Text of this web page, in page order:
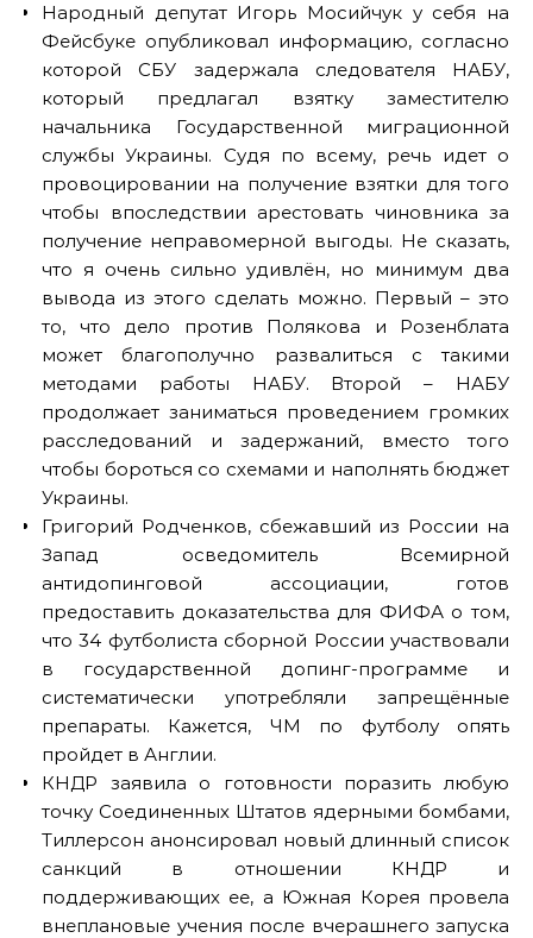
Народный депутат Игорь Мосийчук у себя на
Фейсбуке опубликовал информацию, согласно
которой СБУ задержала следователя НАБУ,
который предлагал взятку заместителю
начальника Государственной миграционной
службы Украины. Судя по всему, речь идет о
провоцировании на получение взятки для того
чтобы впоследствии арестовать чиновника за
получение неправомерной выгоды. Не сказать,
что я очень сильно удивлён, но минимум два
вывода из этого сделать можно. Первый – это
то, что дело против Полякова и Розенблата
может благополучно развалиться с такими
методами работы НАБУ. Второй – НАБУ
продолжает заниматься проведением громких
расследований и задержаний, вместо того
чтобы бороться со схемами и наполнять бюджет
Украины.
Григорий Родченков, сбежавший из России на
Запад осведомитель Всемирной
антидопинговой ассоциации, готов
предоставить доказательства для ФИФА о том,
что 34 футболиста сборной России участвовали
в государственной допинг-программе и
систематически употребляли запрещённые
препараты. Кажется, ЧМ по футболу опять
пройдет в Англии.
КНДР заявила о готовности поразить любую
точку Соединенных Штатов ядерными бомбами,
Тиллерсон анонсировал новый длинный список
санкций в отношении КНДР и
поддерживающих ее, а Южная Корея провела
внеплановые учения после вчерашнего запуска